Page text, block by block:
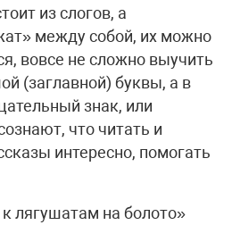
из слогов, а
между собой, их можно
вовсе не сложно выучить
(заглавной) буквы, а в
знак, или
что читать и
интересно, помогать
лягушатам на болото»